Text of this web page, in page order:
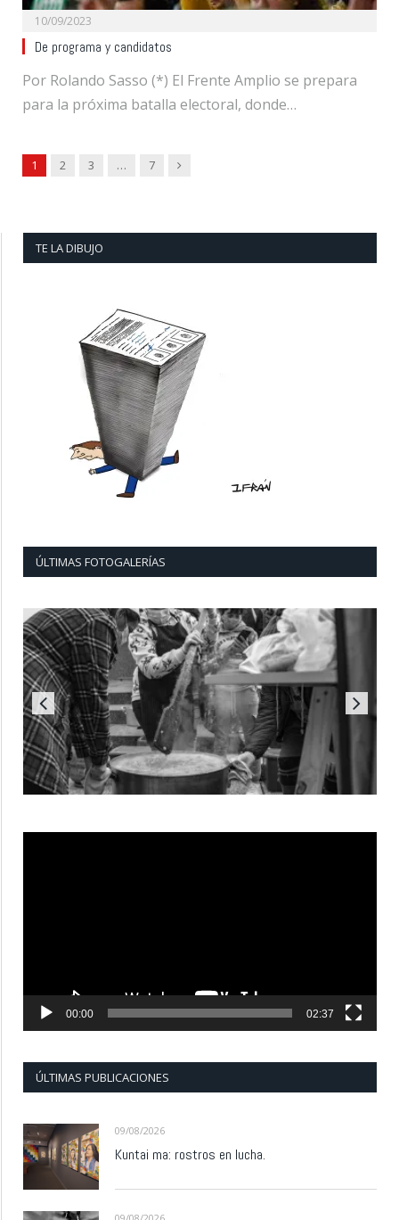
10/09/2023
De programa y candidatos
Por Rolando Sasso (*) El Frente Amplio se prepara
para la próxima batalla electoral, donde…
1 2 3 … 7 Next
TE LA DIBUJO
ÚLTIMAS FOTOGALERÍAS
00:00 02:37
ÚLTIMAS PUBLICACIONES
09/08/2026
Kuntai ma: rostros en lucha.